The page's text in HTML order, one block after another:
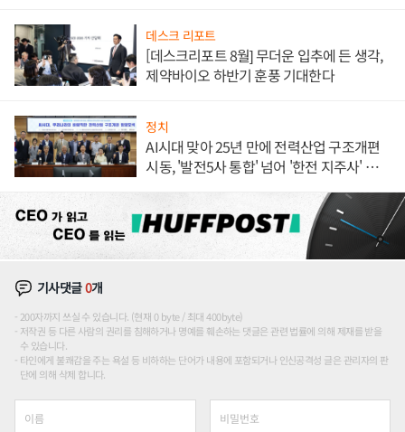
데스크 리포트
[데스크리포트 8월] 무더운 입추에 든 생각,
제약바이오 하반기 훈풍 기대한다
정치
AI시대 맞아 25년 만에 전력산업 구조개편
시동, '발전5사 통합' 넘어 '한전 지주사' 재편
기사댓글0개
200자까지 쓰실 수 있습니다. (현재 0 byte / 최대 400byte)
저작권 등 다른 사람의 권리를 침해하거나 명예를 훼손하는 댓글은 관련 법률에 의해 제재를 받을
수 있습니다.
타인에게 불쾌감을 주는 욕설 등 비하하는 단어가 내용에 포함되거나 인신공격성 글은 관리자의 판
단에 의해 삭제 합니다.